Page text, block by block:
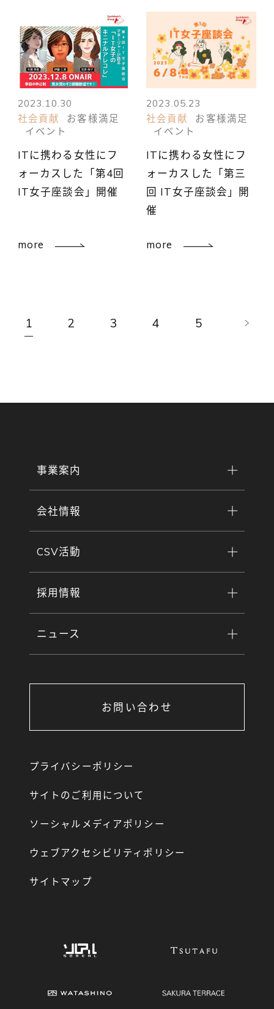
2023.10.30
社会貢献
お客様満足
イベント
ITに携わる女性にフ
ォーカスした「第4回
IT女子座談会」開催
more
2023.05.23
社会貢献
お客様満足
イベント
ITに携わる女性にフ
ォーカスした「第三
回 IT女子座談会」開
催
more
1 2 3 4 5
事業案内
会社情報
CSV活動
採用情報
ニュース
お問い合わせ
プライバシーポリシー
サイトのご利用について
ソーシャルメディアポリシー
ウェブアクセシビリティポリシー
サイトマップ